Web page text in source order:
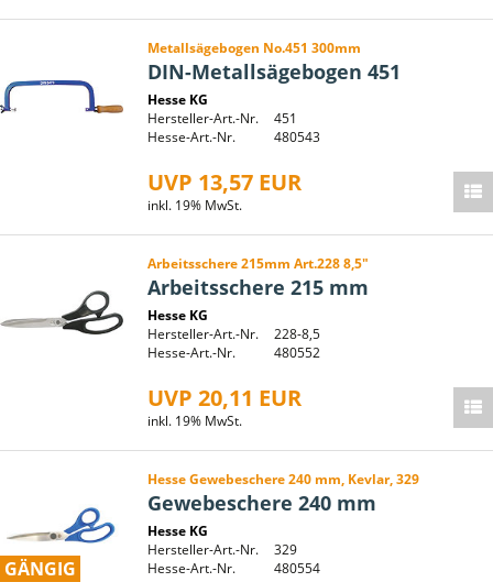
Metallsägebogen No.451 300mm
DIN-Metallsägebogen 451
Hesse KG
Hersteller-Art.-Nr.
451
Hesse-Art.-Nr.
480543
UVP 13,57 EUR
inkl. 19% MwSt.
Arbeitsschere 215mm Art.228 8,5"
Arbeitsschere 215 mm
Hesse KG
Hersteller-Art.-Nr.
228-8,5
Hesse-Art.-Nr.
480552
UVP 20,11 EUR
inkl. 19% MwSt.
GÄNGIG
Hesse Gewebeschere 240 mm, Kevlar, 329
Gewebeschere 240 mm
Hesse KG
Hersteller-Art.-Nr.
329
Hesse-Art.-Nr.
480554